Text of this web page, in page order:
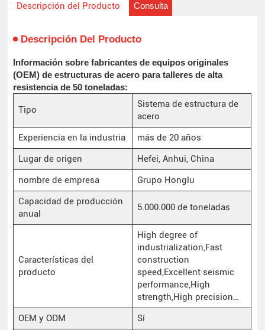
Descripción del Producto Consulta
Descripción Del Producto
Información sobre fabricantes de equipos originales
(OEM) de estructuras de acero para talleres de alta
resistencia de 50 toneladas:
Tipo
Sistema de estructura de
acero
Experiencia en la industria
más de 20 años
Lugar de origen
Hefei, Anhui, China
nombre de empresa
Grupo Honglu
Capacidad de producción
anual
5.000.000 de toneladas
Características del
producto
High degree of
industrialization,Fast
construction
speed,Excellent seismic
performance,High
strength,High precision…
OEM y ODM
Sí